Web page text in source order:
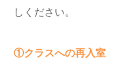
しください。
①クラスへの再入室